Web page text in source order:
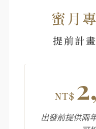
蜜月
提前計
NT$
出發前提供兩